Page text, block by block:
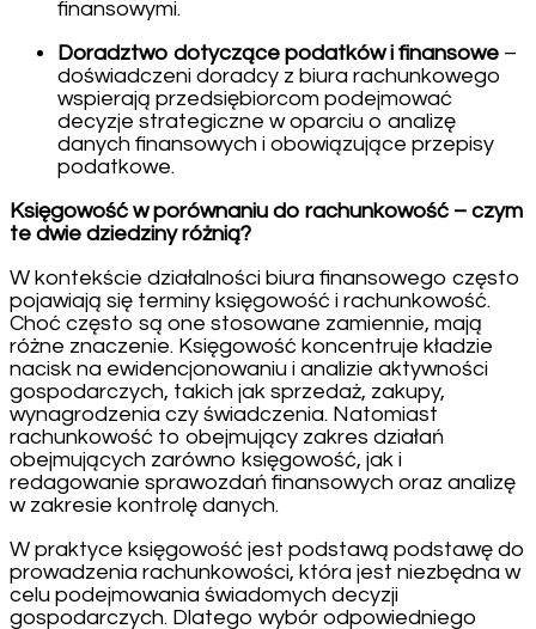
finansowymi.
Doradztwo dotyczące podatków i finansowe –
doświadczeni doradcy z biura rachunkowego
wspierają przedsiębiorcom podejmować
decyzje strategiczne w oparciu o analizę
danych finansowych i obowiązujące przepisy
podatkowe.
Księgowość w porównaniu do rachunkowość – czym
te dwie dziedziny różnią?
W kontekście działalności biura finansowego często
pojawiają się terminy księgowość i rachunkowość.
Choć często są one stosowane zamiennie, mają
różne znaczenie. Księgowość koncentruje kładzie
nacisk na ewidencjonowaniu i analizie aktywności
gospodarczych, takich jak sprzedaż, zakupy,
wynagrodzenia czy świadczenia. Natomiast
rachunkowość to obejmujący zakres działań
obejmujących zarówno księgowość, jak i
redagowanie sprawozdań finansowych oraz analizę
w zakresie kontrolę danych.
W praktyce księgowość jest podstawą podstawę do
prowadzenia rachunkowości, która jest niezbędna w
celu podejmowania świadomych decyzji
gospodarczych. Dlatego wybór odpowiedniego